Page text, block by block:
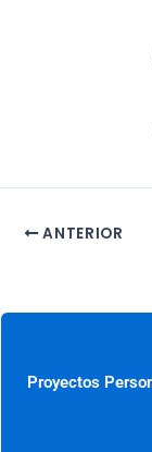
ANTERIOR
Proyectos